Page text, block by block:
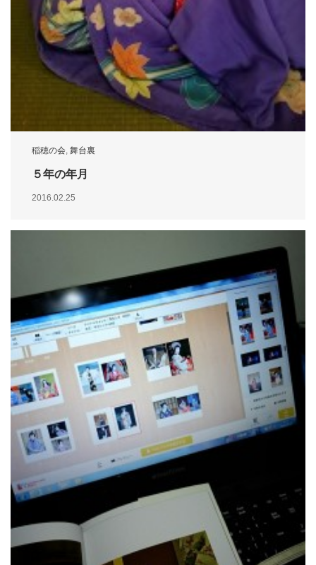
稲穂の会 舞台裏
５年の年月
2016.02.25